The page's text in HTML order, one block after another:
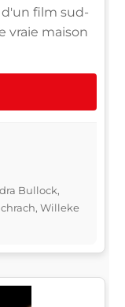
film sud-
vraie maison
Bullock,
Willeke